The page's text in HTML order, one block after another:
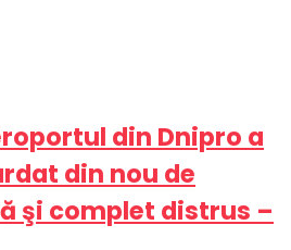
din Dnipro a
din nou de
şi complet distrus –